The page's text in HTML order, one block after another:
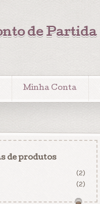
de Partida
Minha Conta
de produtos
(2)
(2)